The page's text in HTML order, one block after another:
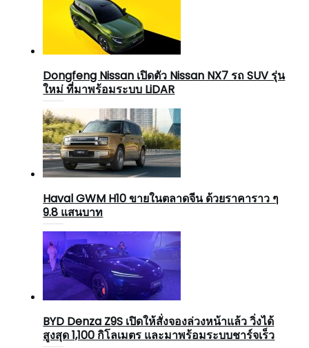
Dongfeng Nissan เปิดตัว Nissan NX7 รถ SUV รุ่น
ใหม่ ที่มาพร้อมระบบ LiDAR
Haval GWM H10 ขายในตลาดจีน ด้วยราคาราว ๆ
9.8 แสนบาท
BYD Denza Z9S เปิดให้สั่งจองล่วงหน้าแล้ว วิ่งได้
สูงสุด 1,100 กิโลเมตร และมาพร้อมระบบชาร์จเร็ว